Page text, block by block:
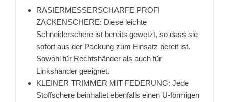
RASIERMESSERSCHARFE PROFI
ZACKENSCHERE: Diese leichte
Schneiderschere ist bereits gewetzt, so dass sie
sofort aus der Packung zum Einsatz bereit ist.
Sowohl für Rechtshänder als auch für
Linkshänder geeignet.
KLEINER TRIMMER MIT FEDERUNG: Jede
Stoffschere beinhaltet ebenfalls einen U-förmigen